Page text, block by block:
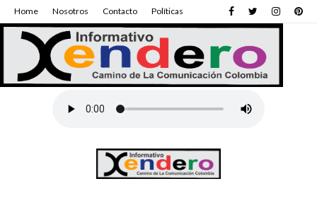
Home Nosotros Contacto Políticas